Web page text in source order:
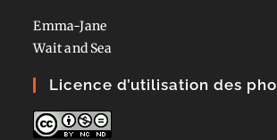
Emma-Jane
Wait and Sea
Licence d’utilisation des